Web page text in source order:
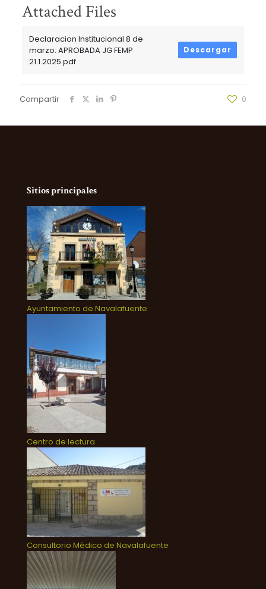
Attached Files
Declaracion Institucional 8 de
marzo. APROBADA JG FEMP
21.1.2025.pdf
Descargar
Compartir 0
Sitios principales
Ayuntamiento de Navalafuente
Centro de lectura
Consultorio Médico de Navalafuente